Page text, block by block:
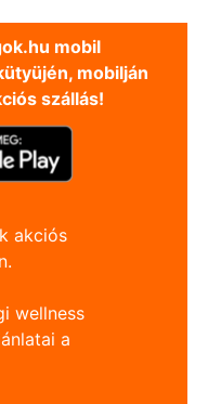
mobil
mobilján
szállás!
akciós
wellness
a